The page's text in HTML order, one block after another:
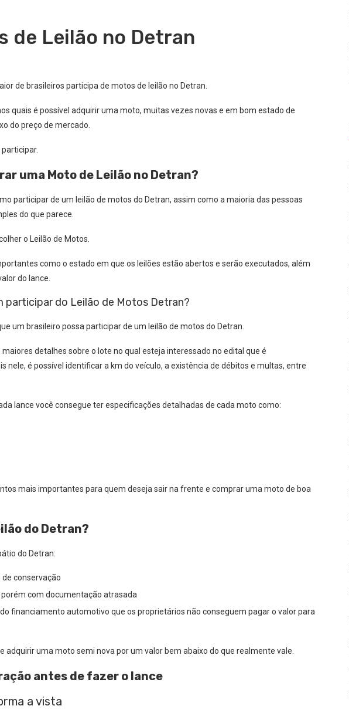
de Leilão no Detran
de brasileiros participa de motos de leilão no Detran.
quais é possível adquirir uma moto, muitas vezes novas e em bom estado de
do preço de mercado.
uma Moto de Leilão no Detran?
participar de um leilão de motos do Detran, assim como a maioria das pessoas
do que parece.
o Leilão de Motos.
como o estado em que os leilões estão abertos e serão executados, além
do lance.
participar do Leilão de Motos Detran?
um brasileiro possa participar de um leilão de motos do Detran.
detalhes sobre o lote no qual esteja interessado no edital que é
nele, é possível identificar a km do veículo, a existência de débitos e multas, entre
lance você consegue ter especificações detalhadas de cada moto como:
mais importantes para quem deseja sair na frente e comprar uma moto de boa
do Detran?
do Detran:
conservação
com documentação atrasada
financiamento automotivo que os proprietários não conseguem pagar o valor para
adquirir uma moto semi nova por um valor bem abaixo do que realmente vale.
antes de fazer o lance
a vista